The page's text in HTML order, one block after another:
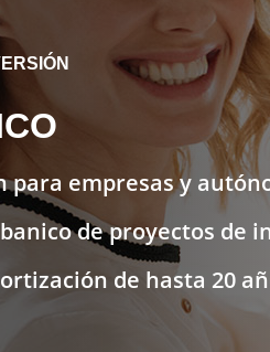
para empresas y
de proyectos de
de hasta 20